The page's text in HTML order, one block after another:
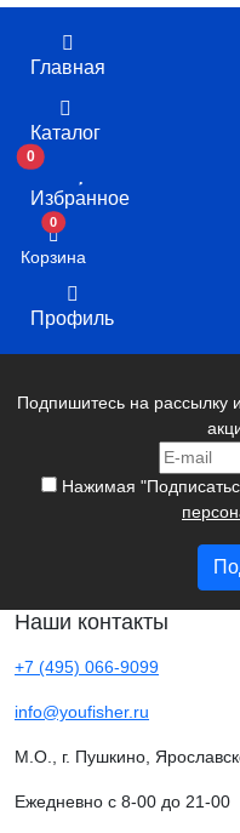
Главная
Каталог
0
Избранное
Корзина
0В корзину
Профиль
Подпишитесь на рассылку
Нажимая
Наши контакты
+7 (495) 066-9099
info@youfisher.ru
М.О., г. Пушкино,
Ежедневно с 8-00 до 21-00